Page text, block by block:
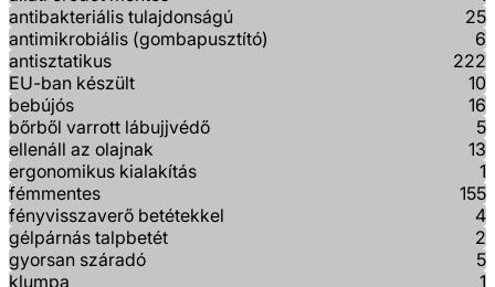
antibakteriális tulajdonságú
25
antimikrobiális (gombapusztító)
6
antisztatikus
222
EU-ban készült
10
bebújós
16
bőrből varrott lábujjvédő
5
ellenáll az olajnak
13
ergonomikus kialakítás
1
fémmentes
155
fényvisszaverő betétekkel
4
gélpárnás talpbetét
2
gyorsan száradó
5
klumpa
1